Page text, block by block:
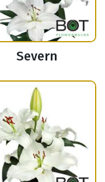
Severn